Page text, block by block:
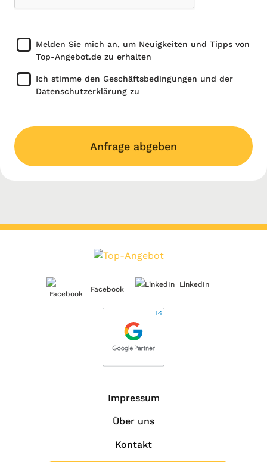
Melden Sie mich an, um Neuigkeiten und Tipps von
Top-Angebot.de zu erhalten
Ich stimme den Geschäftsbedingungen und der
Datenschutzerklärung zu
Anfrage abgeben
Facebook
LinkedIn
Impressum
Über uns
Kontakt